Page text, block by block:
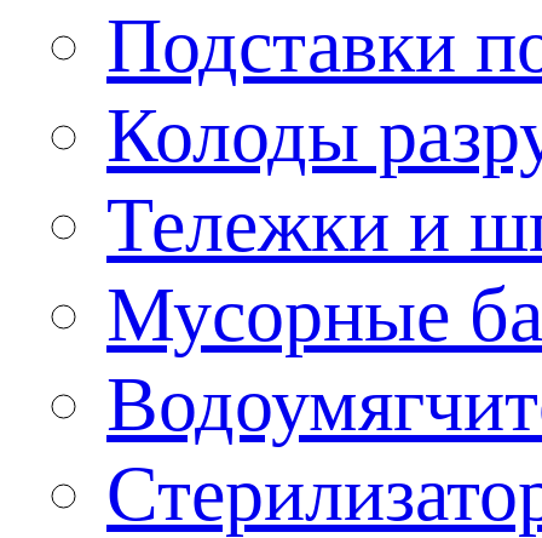
Подставки
Колоды
Тележки и
Мусорные